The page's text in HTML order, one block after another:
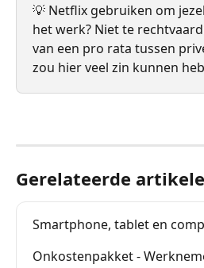
💡 Netflix gebruiken om
het werk? Niet te
van een pro rata tussen
zou hier veel zin kunnen
Gerelateerde
Smartphone, tablet en
Onkostenpakket -